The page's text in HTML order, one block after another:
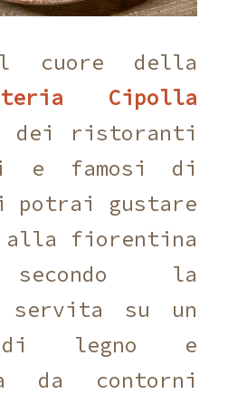
cuore della
Cipolla
dei ristoranti
e famosi di
potrai gustare
alla fiorentina
secondo la
servita su un
di legno e
da contorni